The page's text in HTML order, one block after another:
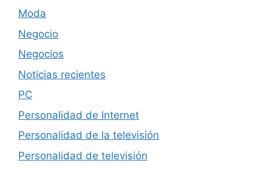
Moda
Negocio
Negocios
Noticias recientes
PC
Personalidad de Internet
Personalidad de la televisión
Personalidad de televisión